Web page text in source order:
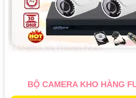
BỘ CAMERA KHO HÀNG